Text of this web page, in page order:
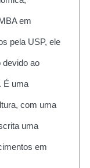
em
pela USP, ele
devido ao
É uma
com uma
uma
em